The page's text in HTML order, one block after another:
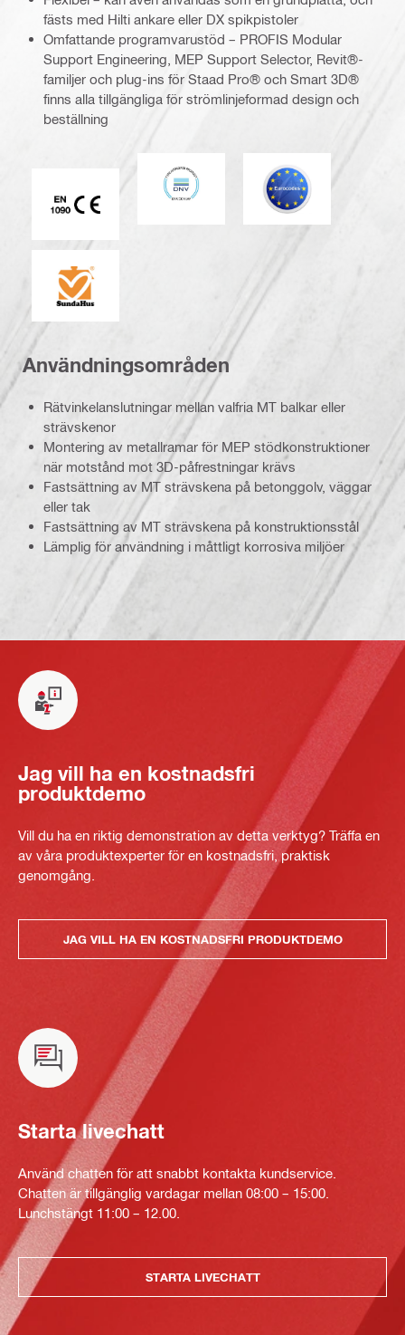
fästs med Hilti ankare eller DX spikpistoler
Omfattande programvarustöd – PROFIS Modular
Support Engineering, MEP Support Selector, Revit®-
familjer och plug-ins för Staad Pro® och Smart 3D®
finns alla tillgängliga för strömlinjeformad design och
beställning
CE EN 1090-märkning
DNV Eurokod
SundaHus
Användningsområden
Rätvinkelanslutningar mellan valfria MT balkar eller
strävskenor
Montering av metallramar för MEP stödkonstruktioner
när motstånd mot 3D-påfrestningar krävs
Fastsättning av MT strävskena på betonggolv, väggar
eller tak
Fastsättning av MT strävskena på konstruktionsstål
Lämplig för användning i måttligt korrosiva miljöer
Jag vill ha en kostnadsfri
produktdemo
Vill du ha en riktig demonstration av detta verktyg? Träffa en
av våra produktexperter för en kostnadsfri, praktisk
genomgång.
JAG VILL HA EN KOSTNADSFRI PRODUKTDEMO
Starta livechatt
Använd chatten för att snabbt kontakta kundservice.
Chatten är tillgänglig vardagar mellan 08:00 – 15:00.
Lunchstängt 11:00 – 12.00.
STARTA LIVECHATT